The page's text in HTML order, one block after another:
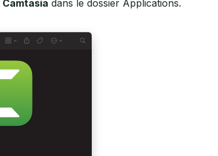
Camtasia dans le dossier Applications.